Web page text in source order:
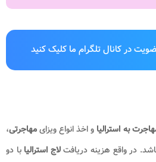
در کانال تلگرام ما کلیک کنید
به استرالیا و اخذ انواع ویزایمهاجرتی،
در واقع هزینه دریافتلاج استرالیا با دو